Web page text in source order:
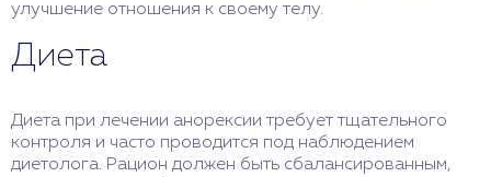
улучшение отношения к своему телу.
Диета
Диета при лечении анорексии требует тщательного
контроля и часто проводится под наблюдением
диетолога. Рацион должен быть сбалансированным,